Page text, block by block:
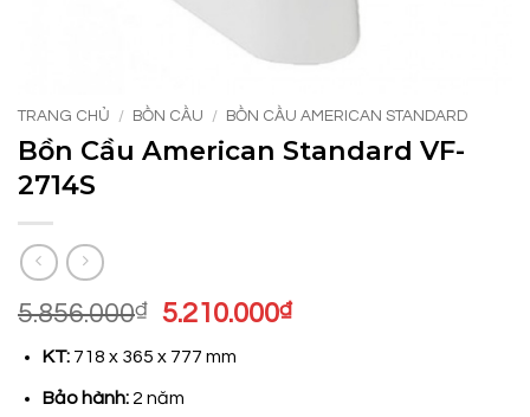
TRANG CHỦ / BỒN CẦU / BỒN CẦU AMERICAN STANDARD
Bồn Cầu American Standard VF-
2714S
5.856.000₫
Giá
là:
5.856.000₫.
5.210.000₫Giá
KT:718 x 365 x 777 mm
Bảo hành: 2 năm